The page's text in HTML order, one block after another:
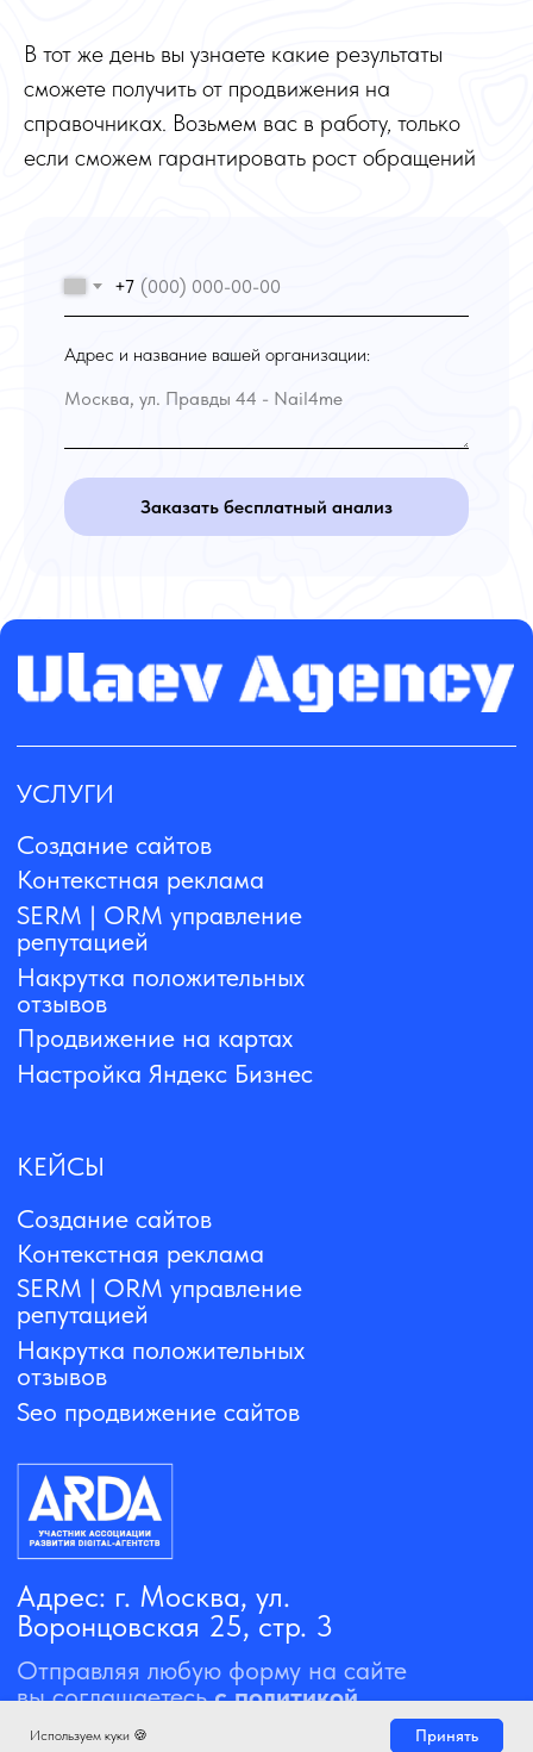
В тот же день вы узнаете какие результаты
сможете получить от продвижения на
справочниках. Возьмем вас в работу, только
если сможем гарантировать рост обращений
+7
Адрес и название вашей организации:
Заказать бесплатный анализ
Используем куки 🍪 Принять